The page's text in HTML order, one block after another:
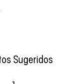
Sugeridos